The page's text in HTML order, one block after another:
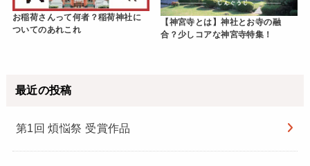
お稲荷さんって何者？稲荷神社に
ついてのあれこれ
【神宮寺とは】神社とお寺の融
合？少しコアな神宮寺特集！
最近の投稿
第1回 煩悩祭 受賞作品